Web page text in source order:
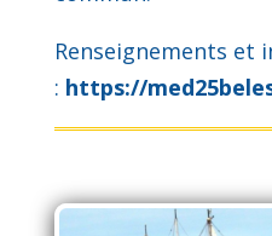
Renseignements et
: https://